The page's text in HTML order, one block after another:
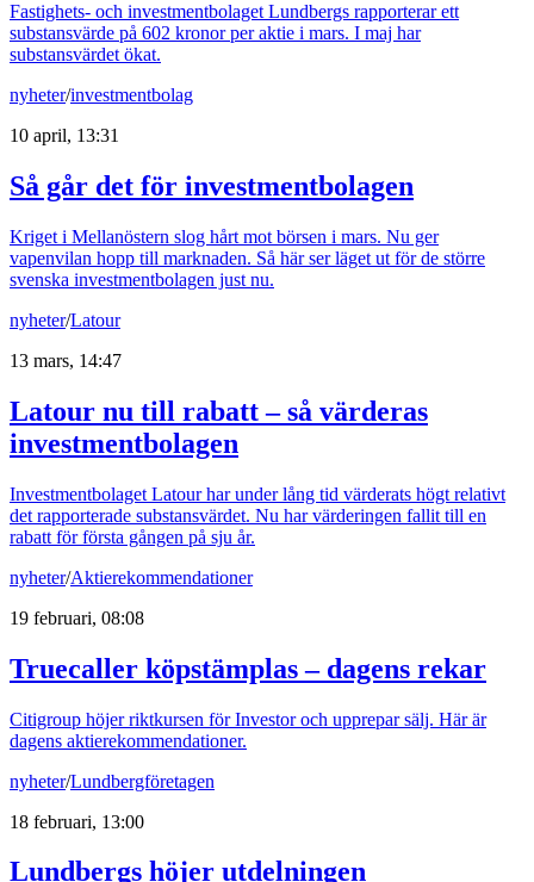
Fastighets- och investmentbolaget Lundbergs rapporterar ett
substansvärde på 602 kronor per aktie i mars. I maj har
substansvärdet ökat.
nyheter/investmentbolag
10 april, 13:31
Så går det för investmentbolagen
Kriget i Mellanöstern slog hårt mot börsen i mars. Nu ger
vapenvilan hopp till marknaden. Så här ser läget ut för de större
svenska investmentbolagen just nu.
nyheter/Latour
13 mars, 14:47
Latour nu till rabatt – så värderas
investmentbolagen
Investmentbolaget Latour har under lång tid värderats högt relativt
det rapporterade substansvärdet. Nu har värderingen fallit till en
rabatt för första gången på sju år.
nyheter/Aktierekommendationer
19 februari, 08:08
Truecaller köpstämplas – dagens rekar
Citigroup höjer riktkursen för Investor och upprepar sälj. Här är
dagens aktierekommendationer.
nyheter/Lundbergföretagen
18 februari, 13:00
Lundbergs höjer utdelningen